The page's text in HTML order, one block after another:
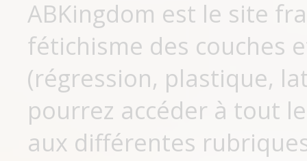
ABKingdom est le site
fétichisme des couches
(régression, plastique,
pourrez accéder à tout
aux différentes